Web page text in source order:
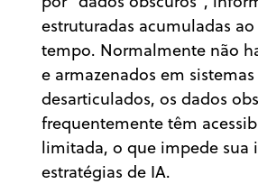
estruturadas acumuladas
tempo. Normalmente não
e armazenados em sistemas
desarticulados, os dados
frequentemente têm
limitada, o que impede sua
estratégias de IA.